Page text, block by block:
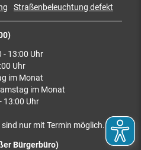
13:00 Uhr
Uhr
im Monat
im Monat
13:00 Uhr
nur mit Termin möglich.
Bürgerbüro)
Straßenbeleuchtung defekt